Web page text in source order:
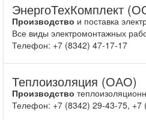
ЭнергоТехКомплект
Производство и поставка
Все виды электромонтажных
Телефон: +7 (8342) 47-17-17
Теплоизоляция (ОАО)
Производство
Телефон: +7 (8342) 29-43-75, +7